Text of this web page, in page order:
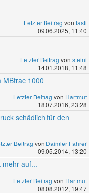
Letzter Beitrag von fasti
09.06.2025, 11:40
Letzter Beitrag von steini
14.01.2018, 11:48
MBtrac 1000
Letzter Beitrag von Hartmut
18.07.2016, 23:28
schädlich für den
Beitrag von Daimler Fahrer
09.05.2014, 13:20
mehr auf...
Letzter Beitrag von Hartmut
08.08.2012, 19:47